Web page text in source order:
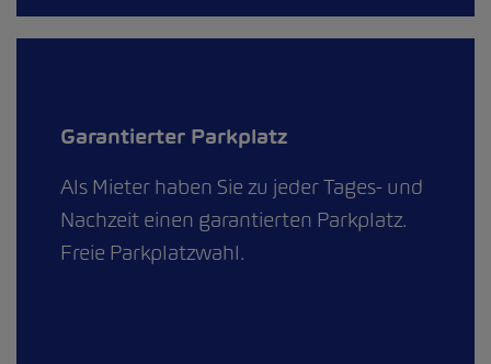
Garantierter Parkplatz
Als Mieter haben Sie zu jeder Tages- und
Nachzeit einen garantierten Parkplatz.
Freie Parkplatzwahl.